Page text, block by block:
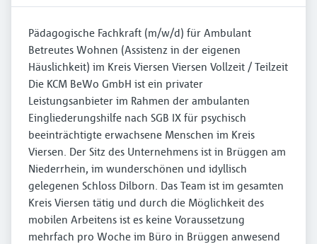
Pädagogische Fachkraft (m/w/d) für Ambulant
Betreutes Wohnen (Assistenz in der eigenen
Häuslichkeit) im Kreis Viersen Viersen Vollzeit / Teilzeit
Die KCM BeWo GmbH ist ein privater
Leistungsanbieter im Rahmen der ambulanten
Eingliederungshilfe nach SGB IX für psychisch
beeinträchtigte erwachsene Menschen im Kreis
Viersen. Der Sitz des Unternehmens ist in Brüggen am
Niederrhein, im wunderschönen und idyllisch
gelegenen Schloss Dilborn. Das Team ist im gesamten
Kreis Viersen tätig und durch die Möglichkeit des
mobilen Arbeitens ist es keine Voraussetzung
mehrfach pro Woche im Büro in Brüggen anwesend